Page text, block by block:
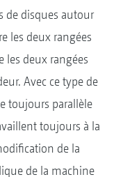
de disques autour
les deux rangées
les deux rangées
Avec ce type de
toujours parallèle
toujours à la
de la
de la machine